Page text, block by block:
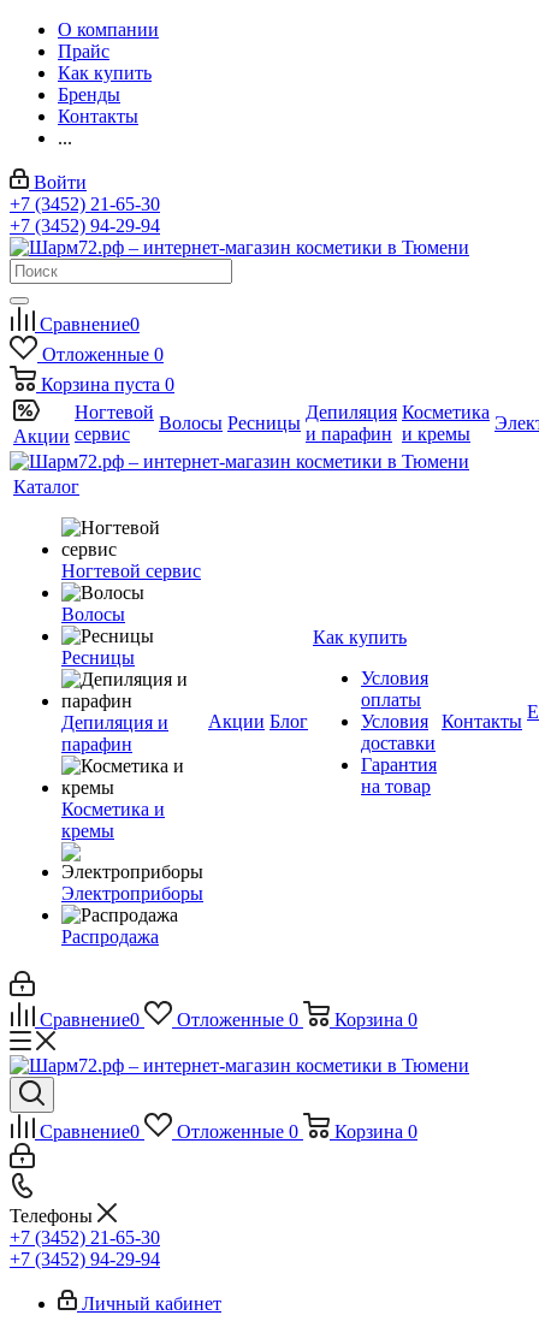
О компании
Прайс
Как купить
Бренды
Контакты
...
Войти
+7 (3452) 21-65-30
+7 (3452) 94-29-94
Сравнение0
Отложенные 0
Корзина пуста 0
Акции
Ногтевой
сервис
Волосы Ресницы
Депиляция
и парафин
Косметика
и кремы
Каталог
Ногтевой сервис
Волосы
Ресницы
Депиляция и
парафин
Косметика и
кремы
Электроприборы
Распродажа
Акции Блог
Как купить
Условия
оплаты
Условия
доставки
Гарантия
на товар
Контакты
Сравнение0 Отложенные 0 Корзина 0
Сравнение0 Отложенные 0 Корзина 0
Телефоны
+7 (3452) 21-65-30
+7 (3452) 94-29-94
Личный кабинет